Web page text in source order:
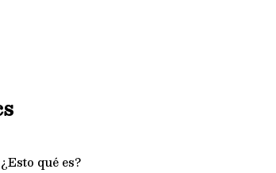
¿Esto qué es?